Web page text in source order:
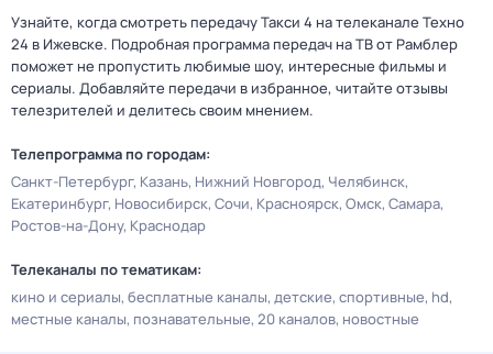
Узнайте, когда смотреть передачу Такси 4 на телеканале Техно
24 в Ижевске. Подробная программа передач на ТВ от Рамблер
поможет не пропустить любимые шоу, интересные фильмы и
сериалы. Добавляйте передачи в избранное, читайте отзывы
телезрителей и делитесь своим мнением.
Телепрограмма по городам:
Санкт-Петербург Казань Нижний Новгород Челябинск
Екатеринбург Новосибирск Сочи Красноярск Омск Самара
Ростов-на-Дону Краснодар
Телеканалы по тематикам:
кино и сериалы бесплатные каналы детские спортивные hd
местные каналы познавательные 20 каналов новостные